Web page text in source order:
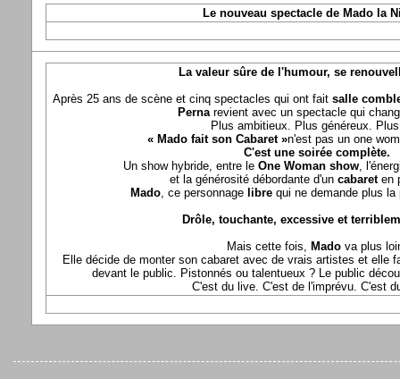
Le nouveau spectacle de Mado la
La valeur sûre de l'humour, se
Après 25 ans de scène et cinq spectacles qui ont fait salle
Pernarevient avec un spectacle qui
Plus ambitieux. Plus généreux.
« Mado fait son Cabaret »n'est pas un one
C'est une soirée complète.
Un show hybride, entre le One Woman show,
et la générosité débordante d'un cabaret en
Mado, ce personnage librequi ne demande plus la
Drôle, touchante, excessive et
Mais cette fois, Mado va plus
Elle décide de monter son cabaret avec de vrais artistes et elle
devant le public. Pistonnés ou talentueux ? Le public
C'est du live. C'est de l'imprévu. C'est